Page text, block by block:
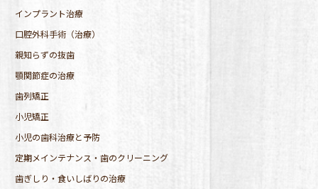
インプラント治療
口腔外科手術（治療）
親知らずの抜歯
顎関節症の治療
歯列矯正
小児矯正
小児の歯科治療と予防
定期メインテナンス・歯のクリーニング
歯ぎしり・食いしばりの治療